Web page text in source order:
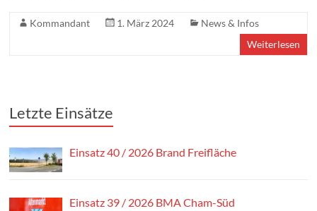
Kommandant 1. März 2024
News & Infos
Weiterlesen
Letzte Einsätze
Einsatz 40 / 2026 Brand Freifläche
Einsatz 39 / 2026 BMA Cham-Süd